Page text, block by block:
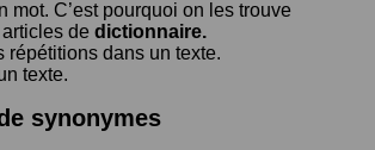
mot. C’est pourquoi on les trouve
de dictionnaire.
répétitions dans un texte.
texte.
synonymes